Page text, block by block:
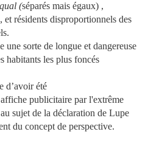
(séparés mais égaux) ,
et résidents disproportionnels des
sorte de longue et dangereuse
habitants les plus foncés
d’avoir été
publicitaire par l'extrême
sujet de la déclaration de Lupe
du concept de perspective.